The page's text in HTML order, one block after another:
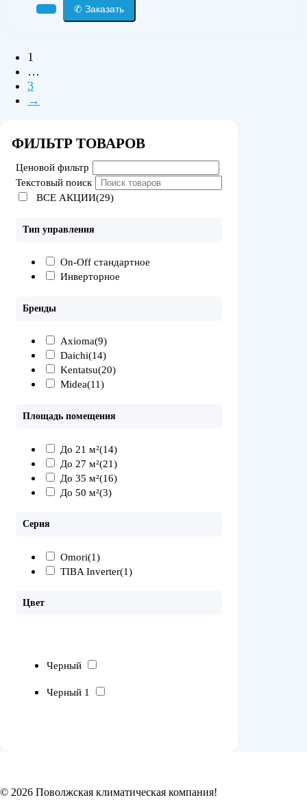
✆ Заказать
1
…
3
→
ФИЛЬТР ТОВАРОВ
Ценовой фильтр
Текстовый поиск
ВСЕ АКЦИИ(29)
Тип управления
On-Off стандартное
Инверторное
Бренды
Axioma(9)
Daichi(14)
Kentatsu(20)
Midea(11)
Площадь помещения
До 21 м²(14)
До 27 м²(21)
До 35 м²(16)
До 50 м²(3)
Серия
Omori(1)
TIBA Inverter(1)
Цвет
Черный
Черный 1
© 2026 Поволжская климатическая компания!